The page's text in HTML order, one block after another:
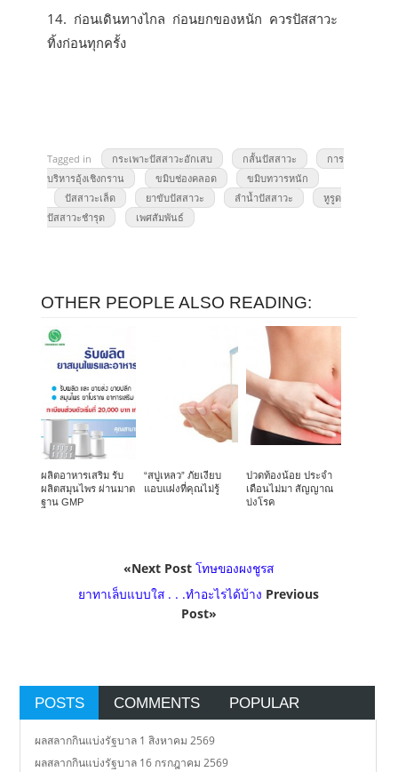
14. ก่อนเดินทางไกล ก่อนยกของหนัก ควรปัสสาวะ
ทิ้งก่อนทุกครั้ง
Tagged in กระเพาะปัสสาวะอักเสบ กลั้นปัสสาวะ
การ
บริหารอุ้งเชิงกราน
ขมิบช่องคลอด
ขมิบทวารหนัก
ปัสสาวะเล็ด
ยาขับปัสสาวะ ลำน้ำปัสสาวะ
หูรูด
ปัสสาวะชำรุด
เพศสัมพันธ์
OTHER PEOPLE ALSO READING:
ผลิตอาหารเสริม รับ
ผลิตสมุนไพร ผ่านมาต
ฐาน GMP
“สบู่เหลว” ภัยเงียบ
แอบแฝงที่คุณไม่รู้
ปวดท้องน้อย ประจำ
เดือนไม่มา สัญญาณ
บ่งโรค
«Next Postโทษของผงชูรส
ยาทาเล็บแบบใส . . .ทำอะไรได้บ้าง Previous
Post»
POSTS COMMENTS POPULAR
ผลสลากกินแบ่งรัฐบาล 1 สิงหาคม 2569
ผลสลากกินแบ่งรัฐบาล 16 กรกฎาคม 2569